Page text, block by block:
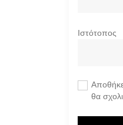
Ιστότοπος
θα